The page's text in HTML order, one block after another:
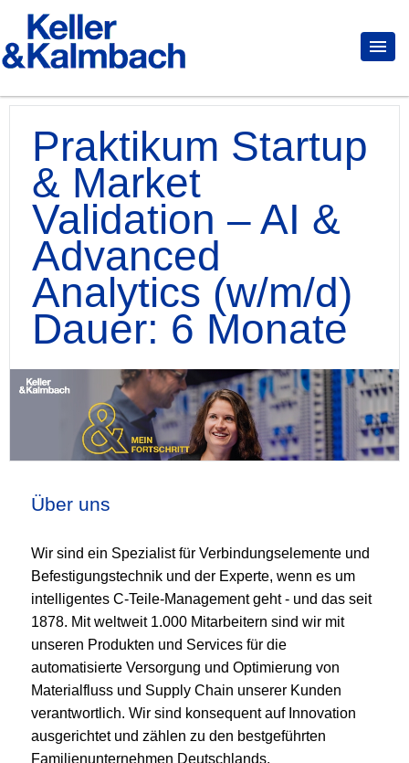
Praktikum Startup
& Market
Validation – AI &
Advanced
Analytics (w/m/d)
Dauer: 6 Monate
Über uns
Wir sind ein Spezialist für Verbindungselemente und
Befestigungstechnik und der Experte, wenn es um
intelligentes C-Teile-Management geht - und das seit
1878. Mit weltweit 1.000 Mitarbeitern sind wir mit
unseren Produkten und Services für die
automatisierte Versorgung und Optimierung von
Materialfluss und Supply Chain unserer Kunden
verantwortlich. Wir sind konsequent auf Innovation
ausgerichtet und zählen zu den bestgeführten
Familienunternehmen Deutschlands.